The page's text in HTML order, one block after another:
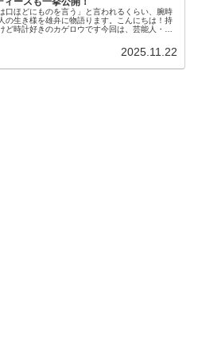
口ほどにものを言う」と言われるくらい、腕時
の生き様を雄弁に物語ります。こんにちは！持
ど時計好きのカゲロウです今回は、芸能人・有
2025.11.22